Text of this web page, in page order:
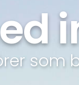
som